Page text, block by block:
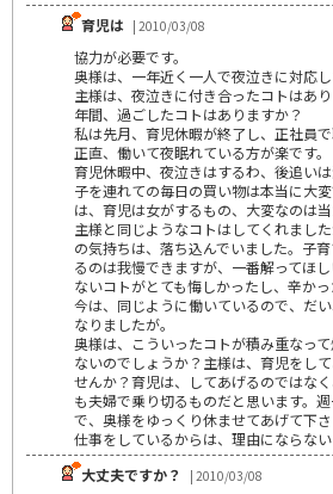
育児は | 2010/03/08
協力が必要です。
奥様は、一年近く一人で夜泣きに対応し
主様は、夜泣きに付き合ったコトはあ
年間、過ごしたコトはありますか？
私は先月、育児休暇が終了し、正社員で
正直、働いて夜眠れている方が楽です。
育児休暇中、夜泣きはするわ、後追い
子を連れての毎日の買い物は本当に大
は、育児は女がするもの、大変なのは当
主様と同じようなコトはしてくれまし
の気持ちは、落ち込んでいました。子
るのは我慢できますが、一番解ってほ
ないコトがとても悔しかったし、辛かっ
今は、同じように働いているので、だ
なりましたが。
奥様は、こういったコトが積み重なっ
ないのでしょうか？主様は、育児をし
せんか？育児は、してあげるのではな
も夫婦で乗り切るものだと思います。
で、奥様をゆっくり休ませてあげて下さ
仕事をしているからは、理由にならない
大丈夫ですか？
| 2010/03/08